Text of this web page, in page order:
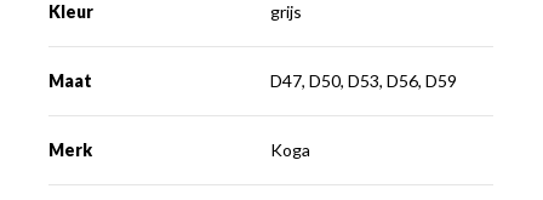
Kleur grijs
Maat D47, D50, D53, D56, D59
Merk Koga